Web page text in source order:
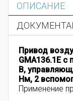
ОПИСАНИЕ
Привод
GMA136.1E
В,
Нм, 2
Применение